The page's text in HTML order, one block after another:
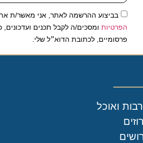
בביצוע ההרשמה לאתר, אני מאשר/ת את
הפרטיותומסכים/ה לקבל תכנים ועדכונים,
פרסומיים, לכתובת הדוא״ל שלי.
ואוכל